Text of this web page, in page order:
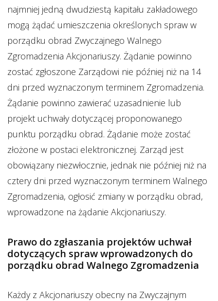
najmniej jedną dwudziestą kapitału zakładowego
mogą żądać umieszczenia określonych spraw w
porządku obrad Zwyczajnego Walnego
Zgromadzenia Akcjonariuszy. Żądanie powinno
zostać zgłoszone Zarządowi nie później niż na 14
dni przed wyznaczonym terminem Zgromadzenia.
Żądanie powinno zawierać uzasadnienie lub
projekt uchwały dotyczącej proponowanego
punktu porządku obrad. Żądanie może zostać
złożone w postaci elektronicznej. Zarząd jest
obowiązany niezwłocznie, jednak nie później niż na
cztery dni przed wyznaczonym terminem Walnego
Zgromadzenia, ogłosić zmiany w porządku obrad,
wprowadzone na żądanie Akcjonariuszy.
Prawo do zgłaszania projektów uchwał
dotyczących spraw wprowadzonych do
porządku obrad Walnego Zgromadzenia
Każdy z Akcjonariuszy obecny na Zwyczajnym